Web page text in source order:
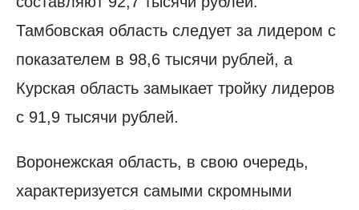
Тамбовская область следует за лидером с
показателем в 98,6 тысячи рублей, а
Курская область замыкает тройку лидеров
с 91,9 тысячи рублей.
Воронежская область, в свою очередь,
характеризуется самыми скромными